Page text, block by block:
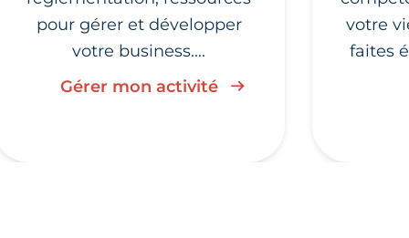
pour gérer et développer
votre business....
Gérer mon activité
votre
faites